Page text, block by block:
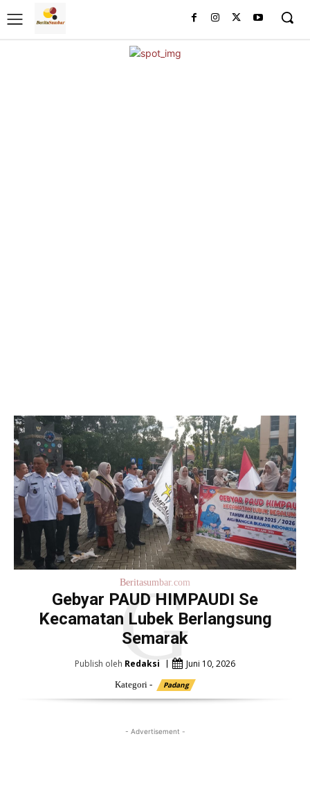
Beritasumbar.com
Gebyar PAUD HIMPAUDI Se
Kecamatan Lubek Berlangsung
Semarak
G
Publish oleh Redaksi Juni 10, 2026
Kategori - Padang
- Advertisement -